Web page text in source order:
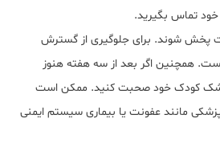
خود تماس بگیرید.
پخش شوند. برای جلوگیری از گسترش
همچنین اگر بعد از سه هفته هنوز
کودک خود صحبت کنید. ممکن است
مانند عفونت یا بیماری سیستم ایمنی